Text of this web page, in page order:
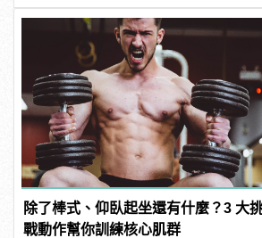
除了棒式、仰臥起坐還有什麼？3 大
戰動作幫你訓練核心肌群